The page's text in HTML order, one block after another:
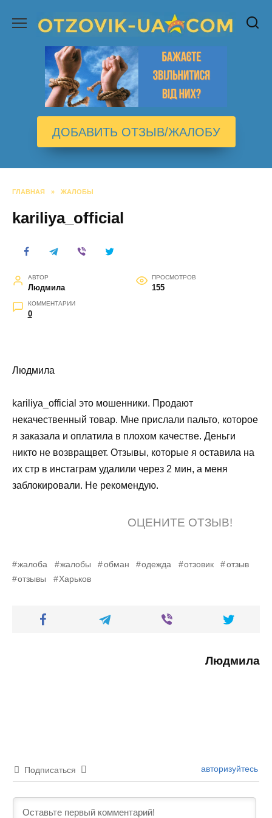
содержанию
ДОБАВИТЬ ОТЗЫВ/ЖАЛОБУ
ГЛАВНАЯ » ЖАЛОБЫ
kariliya_official
АВТОР
Людмила
ПРОСМОТРОВ
155
КОММЕНТАРИИ
0
Людмила
kariliya_official это мошенники. Продают
некачественный товар. Мне прислали пальто, которое
я заказала и оплатила в плохом качестве. Деньги
никто не возвращвет. Отзывы, которые я оставила на
их стр в инстаграм удалили через 2 мин, а меня
заблокировали. Не рекомендую.
ОЦЕНИТЕ ОТЗЫВ!
жалоба жалобы обман одежда отзовик
отзыв
отзывы
Харьков
Людмила
Подписаться авторизуйтесь